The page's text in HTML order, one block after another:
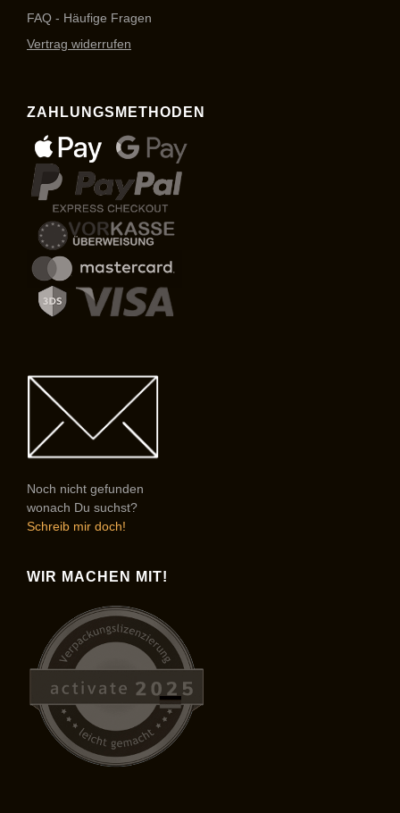
FAQ - Häufige Fragen
Vertrag widerrufen
ZAHLUNGSMETHODEN
Noch nicht gefunden
wonach Du suchst?
Schreib mir doch!
WIR MACHEN MIT!